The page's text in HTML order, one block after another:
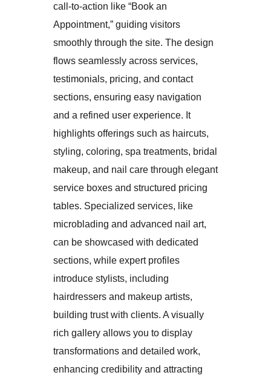
call-to-action like “Book an
Appointment,” guiding visitors
smoothly through the site. The design
flows seamlessly across services,
testimonials, pricing, and contact
sections, ensuring easy navigation
and a refined user experience. It
highlights offerings such as haircuts,
styling, coloring, spa treatments, bridal
makeup, and nail care through elegant
service boxes and structured pricing
tables. Specialized services, like
microblading and advanced nail art,
can be showcased with dedicated
sections, while expert profiles
introduce stylists, including
hairdressers and makeup artists,
building trust with clients. A visually
rich gallery allows you to display
transformations and detailed work,
enhancing credibility and attracting